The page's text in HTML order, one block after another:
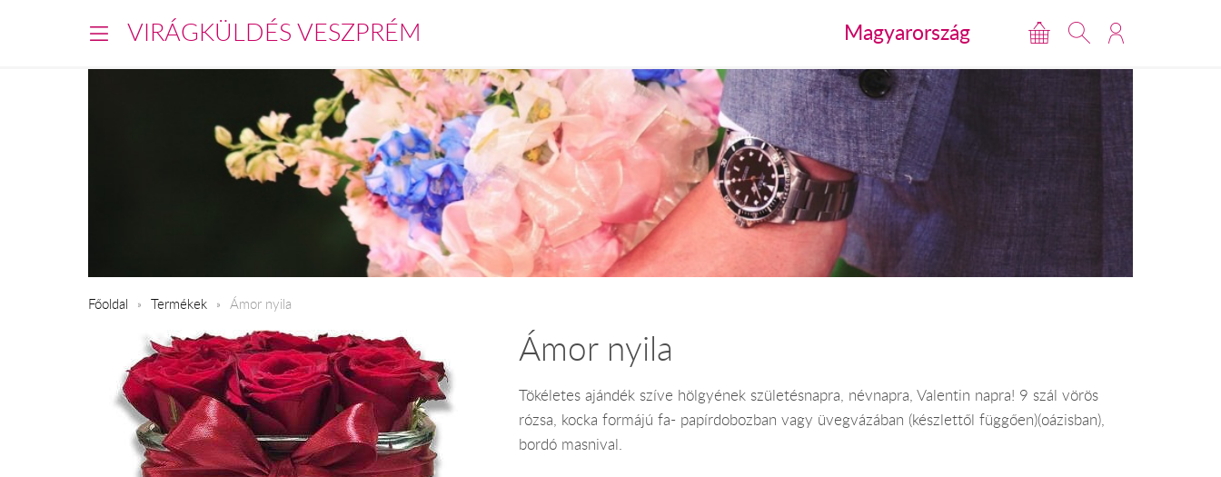
VIRÁGKÜLDÉS VESZPRÉM Magyarország
Főoldal Termékek Ámor nyila
Ámor nyila
Tökéletes ajándék szíve hölgyének születésnapra, névnapra, Valentin napra! 9 szál vörös
rózsa, kocka formájú fa- papírdobozban vagy üvegvázában (készlettől függően)(oázisban),
bordó masnival.